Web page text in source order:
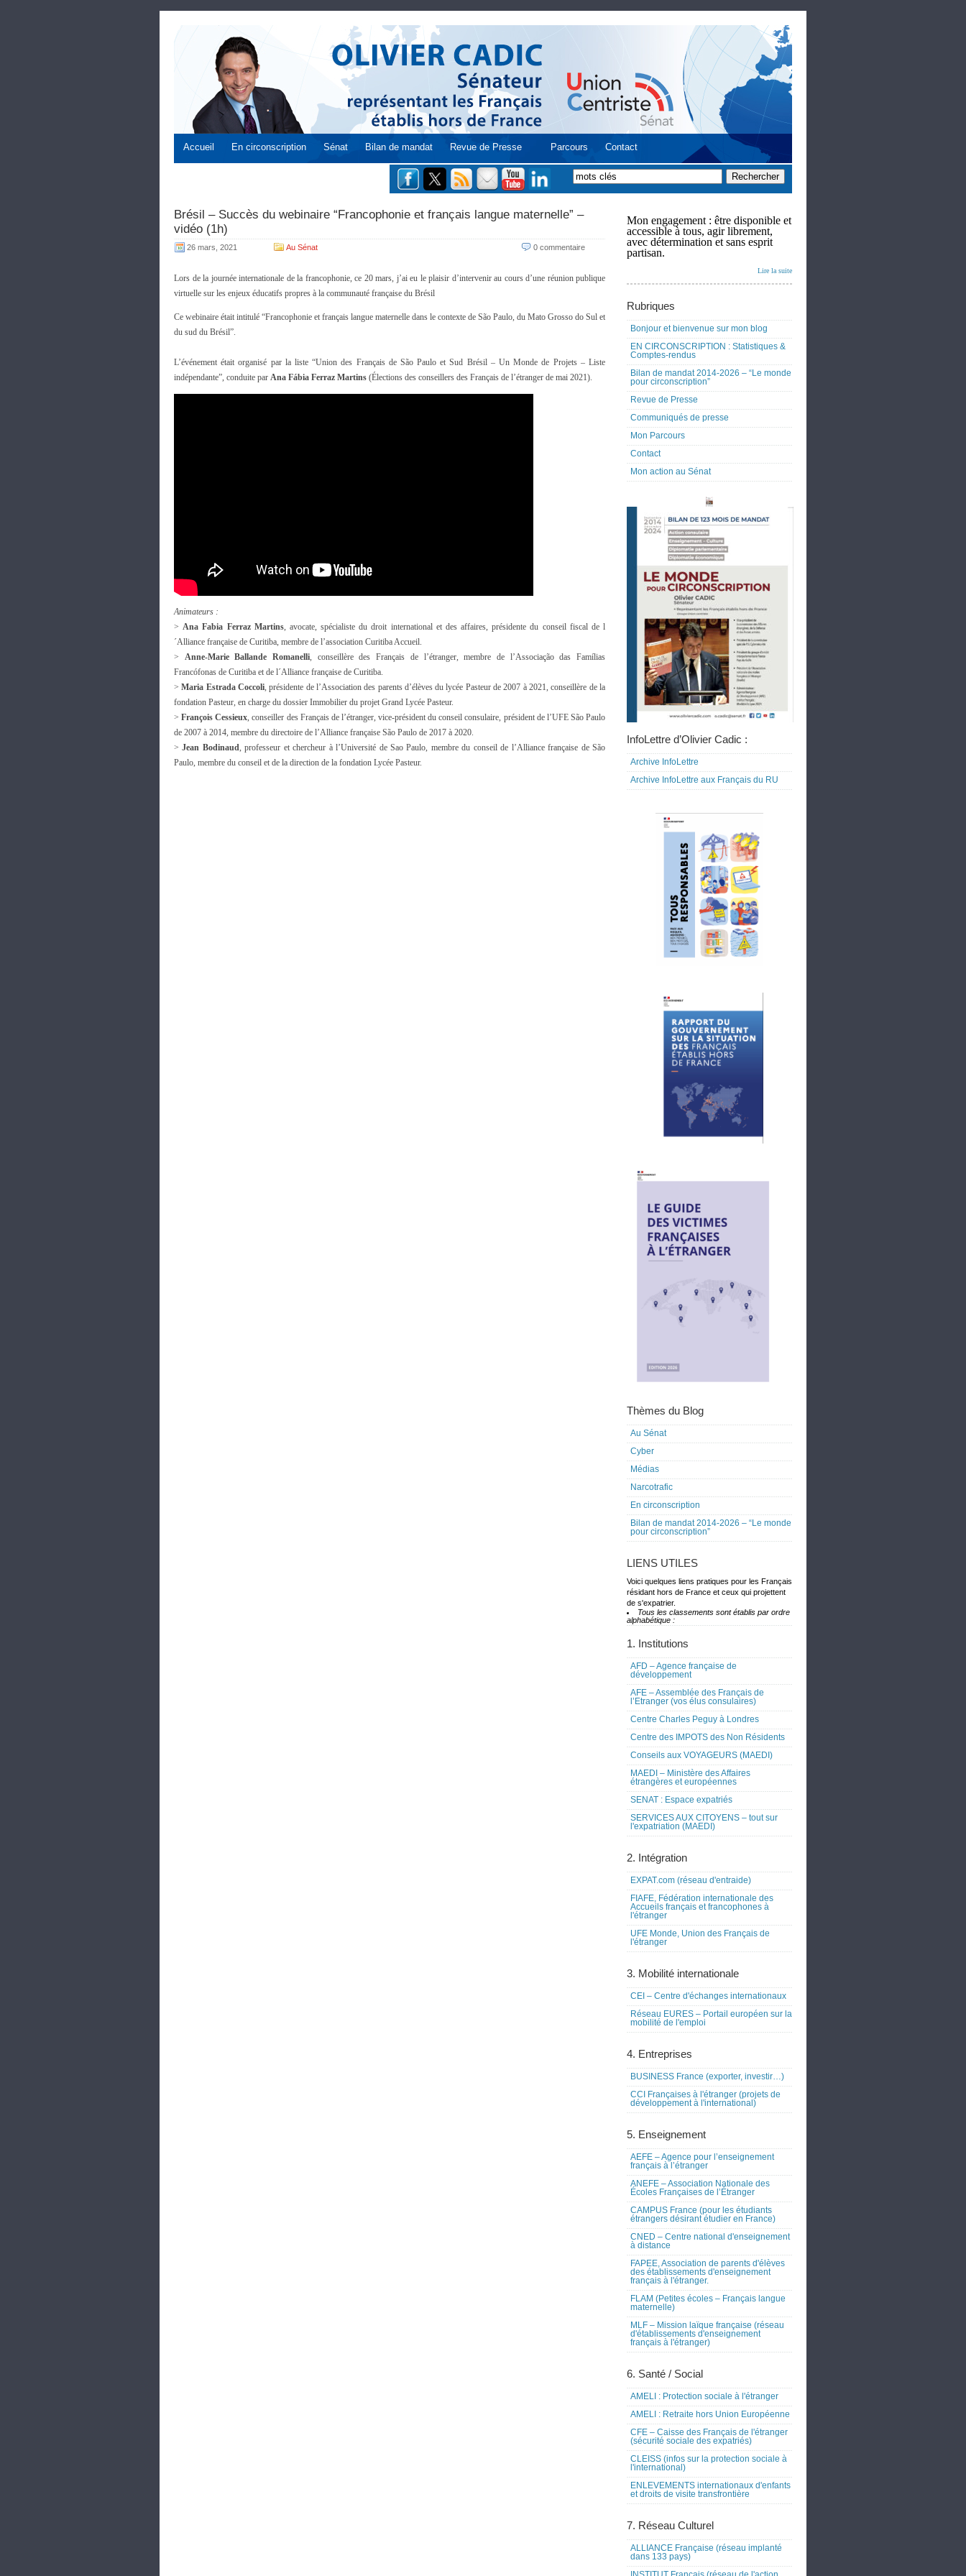
Accueil En circonscription Sénat Bilan de mandat Revue de Presse Parcours Contact
Brésil – Succès du webinaire “Francophonie et français langue maternelle” –
vidéo (1h)
26 mars, 2021 Au Sénat 0 commentaire
Lors de la journée internationale de la francophonie, ce 20 mars, j’ai eu le plaisir d’intervenir au cours d’une réunion publique
virtuelle sur les enjeux éducatifs propres à la communauté française du Brésil
Ce webinaire était intitulé “Francophonie et français langue maternelle dans le contexte de São Paulo, du Mato Grosso do Sul et
du sud du Brésil”.
L’événement était organisé par la liste “Union des Français de São Paulo et Sud Brésil – Un Monde de Projets – Liste
indépendante”, conduite par Ana Fábia Ferraz Martins (Élections des conseillers des Français de l’étranger de mai 2021).
Animateurs :
>Ana Fabia Ferraz Martins, avocate, spécialiste du droit international et des affaires, présidente du conseil fiscal de l
´Alliance française de Curitiba, membre de l’association Curitiba Accueil.
> Anne-Marie Ballande Romanelli, conseillère des Français de l’étranger, membre de l’Associação das Famílias
Francófonas de Curitiba et de l´Alliance française de Curitiba.
>Maria Estrada Coccoli, présidente de l’Association des parents d’élèves du lycée Pasteur de 2007 à 2021, conseillère de la
fondation Pasteur, en charge du dossier Immobilier du projet Grand Lycée Pasteur.
>François Cessieux, conseiller des Français de l’étranger, vice-président du conseil consulaire, président de l’UFE São Paulo
de 2007 à 2014, membre du directoire de l’Alliance française São Paulo de 2017 à 2020.
>Jean Bodinaud, professeur et chercheur à l’Université de Sao Paulo, membre du conseil de l’Alliance française de São
Paulo, membre du conseil et de la direction de la fondation Lycée Pasteur.
Mon engagement : être disponible et
accessible à tous, agir librement,
avec détermination et sans esprit
partisan.
Lire la suite
Rubriques
Bonjour et bienvenue sur mon blog
EN CIRCONSCRIPTION : Statistiques &
Comptes-rendus
Bilan de mandat 2014-2026 – “Le monde
pour circonscription”
Revue de Presse
Communiqués de presse
Mon Parcours
Contact
Mon action au Sénat
InfoLettre d’Olivier Cadic :
Archive InfoLettre
Archive InfoLettre aux Français du RU
Thèmes du Blog
Au Sénat
Cyber
Médias
Narcotrafic
En circonscription
Bilan de mandat 2014-2026 – “Le monde
pour circonscription”
LIENS UTILES
Voici quelques liens pratiques pour les Français
résidant hors de France et ceux qui projettent
de s'expatrier.
Tous les classements sont établis par ordre
alphabétique :
1. Institutions
AFD – Agence française de
développement
AFE – Assemblée des Français de
l’Etranger (vos élus consulaires)
Centre Charles Peguy à Londres
Centre des IMPOTS des Non Résidents
Conseils aux VOYAGEURS (MAEDI)
MAEDI – Ministère des Affaires
étrangères et européennes
SENAT : Espace expatriés
SERVICES AUX CITOYENS – tout sur
l'expatriation (MAEDI)
2. Intégration
EXPAT.com (réseau d'entraide)
FIAFE, Fédération internationale des
Accueils français et francophones à
l'étranger
UFE Monde, Union des Français de
l'étranger
3. Mobilité internationale
CEI – Centre d'échanges internationaux
Réseau EURES – Portail européen sur la
mobilité de l'emploi
4. Entreprises
BUSINESS France (exporter, investir…)
CCI Françaises à l'étranger (projets de
développement à l'international)
5. Enseignement
AEFE – Agence pour l’enseignement
français à l’étranger
ANEFE – Association Nationale des
Écoles Françaises de l’Étranger
CAMPUS France (pour les étudiants
étrangers désirant étudier en France)
CNED – Centre national d'enseignement
à distance
FAPEE, Association de parents d'élèves
des établissements d'enseignement
français à l'étranger.
FLAM (Petites écoles – Français langue
maternelle)
MLF – Mission laïque française (réseau
d'établissements d'enseignement
français à l'étranger)
6. Santé / Social
AMELI : Protection sociale à l'étranger
AMELI : Retraite hors Union Européenne
CFE – Caisse des Français de l'étranger
(sécurité sociale des expatriés)
CLEISS (infos sur la protection sociale à
l'international)
ENLEVEMENTS internationaux d'enfants
et droits de visite transfrontière
7. Réseau Culturel
ALLIANCE Française (réseau implanté
dans 133 pays)